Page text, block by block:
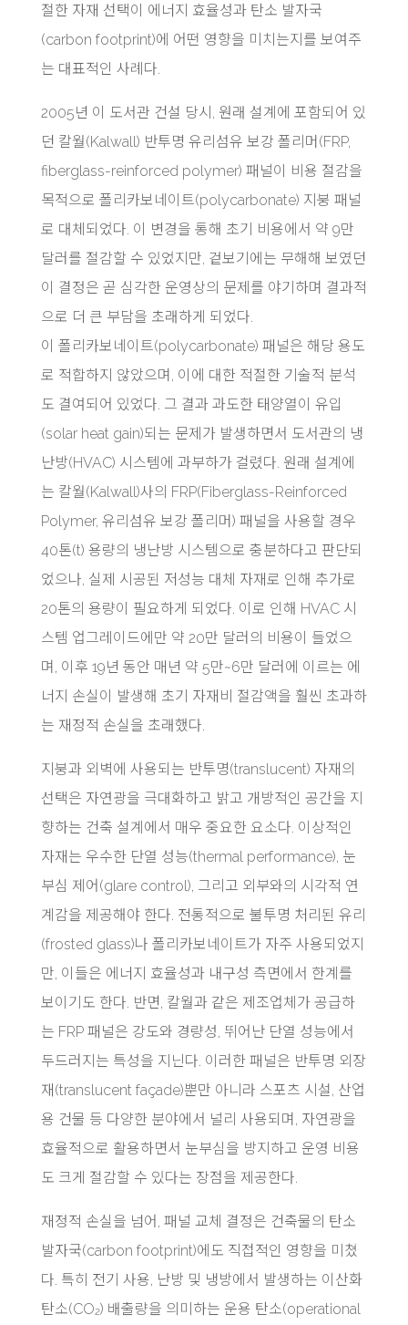
절한 자재 선택이 에너지 효율성과 탄소 발자국
(carbon footprint)에 어떤 영향을 미치는지를 보여주
는 대표적인 사례다.
2005년 이 도서관 건설 당시, 원래 설계에 포함되어 있
던 칼월(Kalwall) 반투명 유리섬유 보강 폴리머(FRP,
fiberglass-reinforced polymer) 패널이 비용 절감을
목적으로 폴리카보네이트(polycarbonate) 지붕 패널
로 대체되었다. 이 변경을 통해 초기 비용에서 약 9만
달러를 절감할 수 있었지만, 겉보기에는 무해해 보였던
이 결정은 곧 심각한 운영상의 문제를 야기하며 결과적
으로 더 큰 부담을 초래하게 되었다.
이 폴리카보네이트(polycarbonate) 패널은 해당 용도
로 적합하지 않았으며, 이에 대한 적절한 기술적 분석
도 결여되어 있었다. 그 결과 과도한 태양열이 유입
(solar heat gain)되는 문제가 발생하면서 도서관의 냉
난방(HVAC) 시스템에 과부하가 걸렸다. 원래 설계에
는 칼월(Kalwall)사의 FRP(Fiberglass-Reinforced
Polymer, 유리섬유 보강 폴리머) 패널을 사용할 경우
40톤(t) 용량의 냉난방 시스템으로 충분하다고 판단되
었으나, 실제 시공된 저성능 대체 자재로 인해 추가로
20톤의 용량이 필요하게 되었다. 이로 인해 HVAC 시
스템 업그레이드에만 약 20만 달러의 비용이 들었으
며, 이후 19년 동안 매년 약 5만~6만 달러에 이르는 에
너지 손실이 발생해 초기 자재비 절감액을 훨씬 초과하
는 재정적 손실을 초래했다.
지붕과 외벽에 사용되는 반투명(translucent) 자재의
선택은 자연광을 극대화하고 밝고 개방적인 공간을 지
향하는 건축 설계에서 매우 중요한 요소다. 이상적인
자재는 우수한 단열 성능(thermal performance), 눈
부심 제어(glare control), 그리고 외부와의 시각적 연
계감을 제공해야 한다. 전통적으로 불투명 처리된 유리
(frosted glass)나 폴리카보네이트가 자주 사용되었지
만, 이들은 에너지 효율성과 내구성 측면에서 한계를
보이기도 한다. 반면, 칼월과 같은 제조업체가 공급하
는 FRP 패널은 강도와 경량성, 뛰어난 단열 성능에서
두드러지는 특성을 지닌다. 이러한 패널은 반투명 외장
재(translucent façade)뿐만 아니라 스포츠 시설, 산업
용 건물 등 다양한 분야에서 널리 사용되며, 자연광을
효율적으로 활용하면서 눈부심을 방지하고 운영 비용
도 크게 절감할 수 있다는 장점을 제공한다.
재정적 손실을 넘어, 패널 교체 결정은 건축물의 탄소
발자국(carbon footprint)에도 직접적인 영향을 미쳤
다. 특히 전기 사용, 난방 및 냉방에서 발생하는 이산화
탄소(CO₂) 배출량을 의미하는 운용 탄소(operational